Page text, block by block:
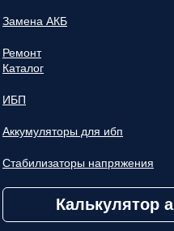
Замена АКБ
Ремонт
Каталог
ИБП
Аккумуляторы для ибп
Стабилизаторы напряжения
Калькулятор